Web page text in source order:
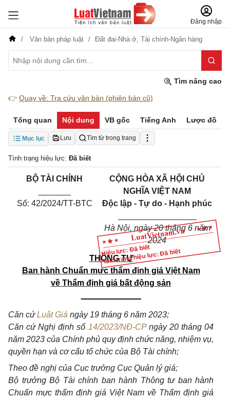
Đăng nhập
Văn bản pháp luật Đất đai-Nhà ở, Tài chính-Ngân hàng
Tìm nâng cao
👉 Quay về: Tra cứu văn bản (phiên bản cũ)
Tổng quan Nội dung VB gốc Tiếng Anh Lược đồ
Mục lục Lưu Tìm từ trong trang
Tình trạng hiệu lực: Đã biết
Hiệu lực: Đã biết
Tình trạng hiệu lực: Đã biết
BỘ TÀI CHÍNH
Số: 42/2024/TT-BTC
CỘNG HÒA XÃ HỘI CHỦ
NGHĨA VIỆT NAM
Độc lập - Tự do - Hạnh phúc
Hà Nội, ngày20tháng 6năm
2024
THÔNG TƯ
Ban hành Chuẩn mực thẩm định giá Việt Nam
về Thẩm định giá bất động sản
Căn cứ Luật Giá ngày 19 tháng 6 năm 2023;
Căn cứ Nghị định số 14/2023/NĐ-CPngày 20 tháng 04
năm 2023 của Chính phủ quy định chức năng, nhiệm vụ,
quyền hạn và cơ cấu tổchức của Bộ Tài chính;
Theo đề nghị của Cục trưởng Cục Quản lý giá;
Bộ trưởng Bộ Tài chính ban hành Thông tư ban hành
Chuẩn mực thẩm định giá Việt Nam về Thẩm định giá